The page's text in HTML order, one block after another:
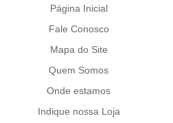
Página Inicial
Fale Conosco
Mapa do Site
Quem Somos
Onde estamos
Indique nossa Loja